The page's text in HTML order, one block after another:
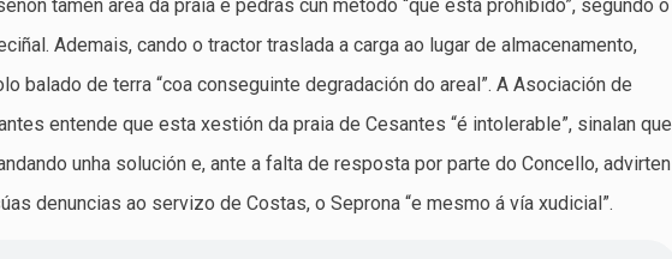
tamén area da praia e pedras cun método “que está prohibido”, segundo o
Ademais, cando o tractor traslada a carga ao lugar de almacenamento,
balado de terra “coa conseguinte degradación do areal”. A Asociación de
entende que esta xestión da praia de Cesantes “é intolerable”, sinalan que
unha solución e, ante a falta de resposta por parte do Concello, advirten
denuncias ao servizo de Costas, o Seprona “e mesmo á vía xudicial”.